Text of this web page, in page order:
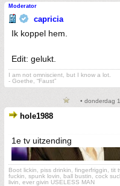
Moderator
capricia
Ik koppel hem.
Edit: gelukt.
I am not omniscient, but I know a lot.
- Goethe, “Faust”
• donderdag
hole1988
1e tv uitzending
Boot lickin, piss drinkin, fingerfriggin, tit
fuckin, spunk lovin, ball bustin, cock
livin, ever givin USELESS MAN